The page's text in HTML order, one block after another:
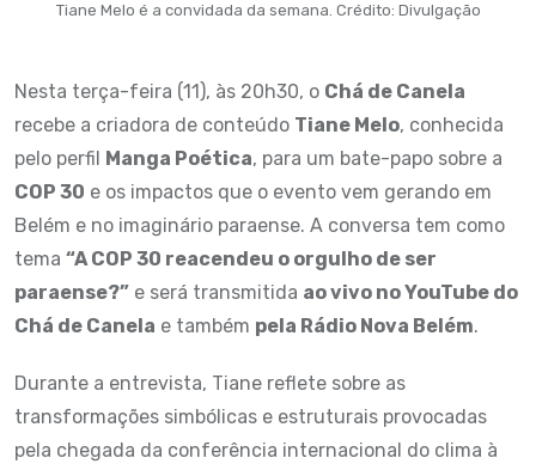
Tiane Melo é a convidada da semana. Crédito: Divulgação
Nesta terça-feira (11), às 20h30, o Chá de Canela
recebe a criadora de conteúdo Tiane Melo, conhecida
pelo perfil Manga Poética, para um bate-papo sobre a
COP 30 e os impactos que o evento vem gerando em
Belém e no imaginário paraense. A conversa tem como
tema “A COP 30 reacendeu o orgulho de ser
paraense?” e será transmitida ao vivo no YouTube do
Chá de Canela e também pela Rádio Nova Belém.
Durante a entrevista, Tiane reflete sobre as
transformações simbólicas e estruturais provocadas
pela chegada da conferência internacional do clima à